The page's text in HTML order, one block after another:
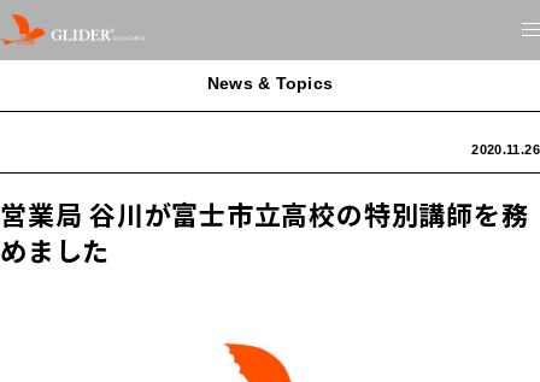
News & Topics
2020.11.26
営業局 谷川が富士市立高校の特別講師を務
めました